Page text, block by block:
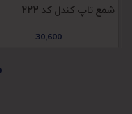
شمع تاپ کندل کد 222
30,600